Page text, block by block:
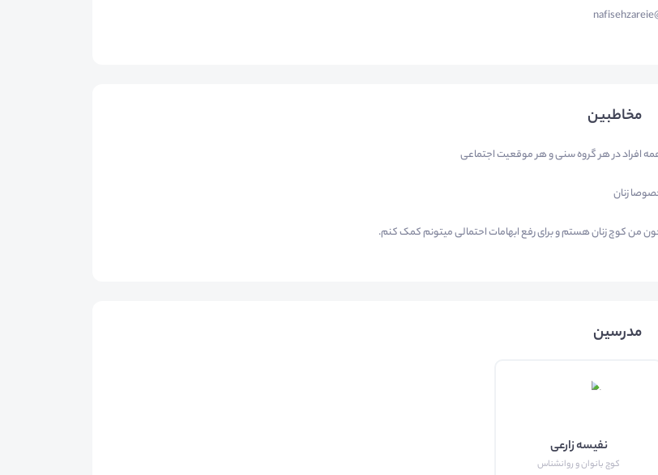
مخاطبین
افراد در هر گروه سنی و هر موقعیت اجتماعی
زنان
من کوچ زنان هستم و برای رفع ابهامات احتمالی میتونم کمک کنم.
مدرسین
نفیسه زارعی
کوچ بانوان و روانشناس